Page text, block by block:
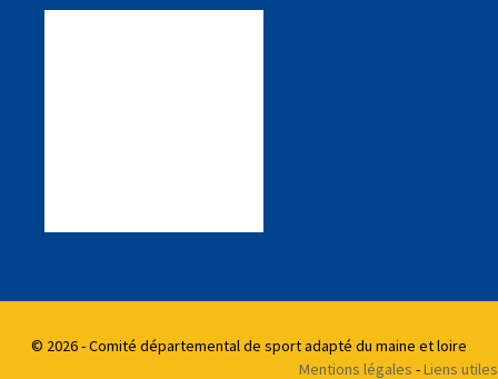
© 2026 - Comité départemental de sport adapté du maine et loire
Mentions légales -Liens utiles